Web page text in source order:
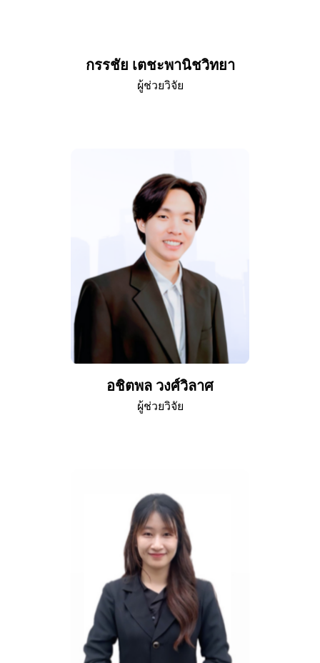
กรรชัย เตชะพานิชวิทยา
ผู้ช่วยวิจัย
อชิตพล วงศ์วิลาศ
ผู้ช่วยวิจัย